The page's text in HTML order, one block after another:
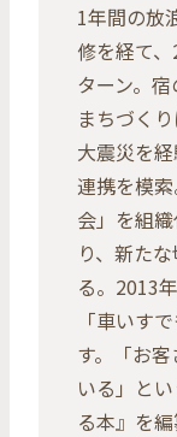
1年間の放
修を経て
ターン。
まちづく
大震災を
連携を模
会」を組
り、新た
る。2013
「車いす
す。「お
いる」と
る本』を